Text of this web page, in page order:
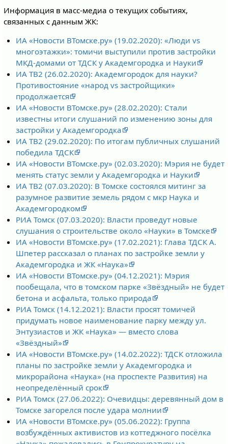
Информация в масс-медиа о текущих событиях,
связанных с данным ЖК:
ИА «Новости ВТомске.ру» (19.02.2020): «Люди vs
многоэтажки»: томичи выступили против застройки
МКД-домами от ТДСК у Академгородка и Науки
ИА ТВ2 (26.02.2020): Академгородок для науки?
Противостояние «народ vs застройщики»
продолжается
ИА «Новости ВТомске.ру» (28.02.2020): Стали
известны итоги слушаний по изменению зоны для
застройки у Академгородка
ИА ТВ2 (29.02.2020): По итогам публичных слушаний
победила ТДСК
ИА «Новости ВТомске.ру» (02.03.2020): Мэрия не будет
менять статус земли у Академгородка и Науки
ИА ТВ2 (07.03.2020): В Томске состоялся митинг за
разумное развитие земель рядом с мкр Наука и
Академгородком
РИА Томск (07.03.2020): Власти проведут новые
слушания о строительстве около «Науки» в Томске
ИА «Новости ВТомске.ру» (17.02.2021): Глава ТДСК А.
Шпетер рассказал о планах по застройке земли у
Академгородка и ЖК «Наука»
ИА «Новости ВТомске.ру» (04.12.2021): Мэрия
пообещала, что в томском парке «Звёздный» не будет
бетона и асфальта, только природа
РИА Томск (14.12.2021): Власти просят томичей
придумать новое наименование парку между ул.
Энтузиастов и ЖК «Наука» — вместо слова
«Звёздный»
ИА «Новости ВТомске.ру» (14.02.2022): ТДСК отложила
планы по застройке земли у Академгородка и
микрорайона «Наука» (на проспекте Развития) на
неопределённый срок
РИА Томск (27.06.2022): Очевидцы: деревянный дом в
Томске загорелся после удара молнии
ИА «Новости ВТомске.ру» (05.06.2022): Группа
возбуждённых активистов из коттеджного посёлка